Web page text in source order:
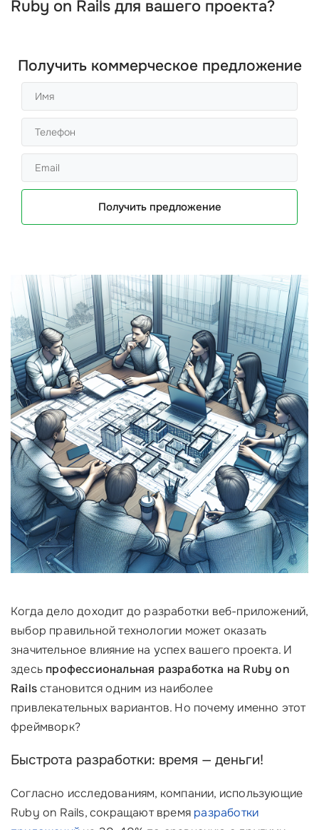
Ruby on Rails для вашего проекта?
Получить коммерческое предложение
Получить предложение
Когда дело доходит до разработки веб-приложений,
выбор правильной технологии может оказать
значительное влияние на успех вашего проекта. И
здесь профессиональная разработка на Ruby on
Railsстановится одним из наиболее
привлекательных вариантов. Но почему именно этот
фреймворк?
Быстрота разработки: время — деньги!
Согласно исследованиям, компании, использующие
Ruby on Rails, сокращают время разработки